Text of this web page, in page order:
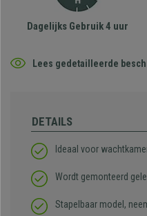
Dagelijks Gebruik 4 uur
Lees gedetailleerde
DETAILS
Ideaal voor
Wordt gemonteerd
Stapelbaar model,